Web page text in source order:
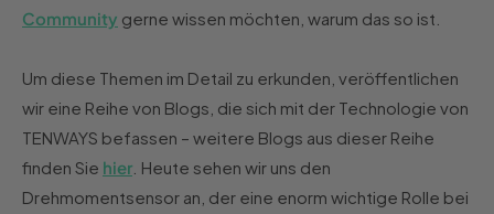
Community gerne wissen möchten, warum das so ist.
Um diese Themen im Detail zu erkunden, veröffentlichen
wir eine Reihe von Blogs, die sich mit der Technologie von
TENWAYS befassen – weitere Blogs aus dieser Reihe
finden Sie hier . Heute sehen wir uns den
Drehmomentsensor an, der eine enorm wichtige Rolle bei